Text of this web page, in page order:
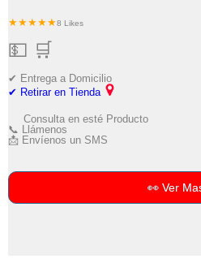
★★★★★8 Likes
💵 🛒
✔ Entrega a Domicilio
✔ Retirar en Tienda
Consulta en esté Producto
📞 Llámenos
📩 Envíenos un SMS
👀 Ver